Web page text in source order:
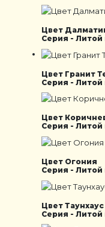
Цвет
Серия -
Цвет Гранит
Серия - Литой
Цвет
Серия - Литой
Цвет Огония
Серия - Литой
Цвет Таунхаус
Серия - Литой